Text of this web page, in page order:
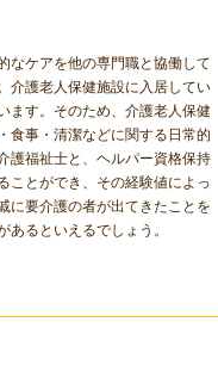
なケアを他の専門職と協働して
介護老人保健施設に入居してい
ます。そのため、介護老人保健
食事・清潔などに関する日常的
護福祉士と、ヘルパー資格保持
ことができ、その経験値によっ
に要介護の者が出てきたことを
るといえるでしょう。